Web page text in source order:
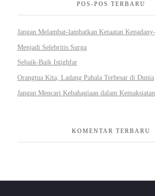
POS-POS TERBARU
Jangan Melambat-lambatkan Ketaatan
Menjadi Selebritis Surga
Sebaik-Baik Istighfar
Orangtua Kita, Ladang Pahala Terbesar di Dunia
Jangan Mencari Kebahagiaan dalam Kemaksiatan
KOMENTAR TERBARU